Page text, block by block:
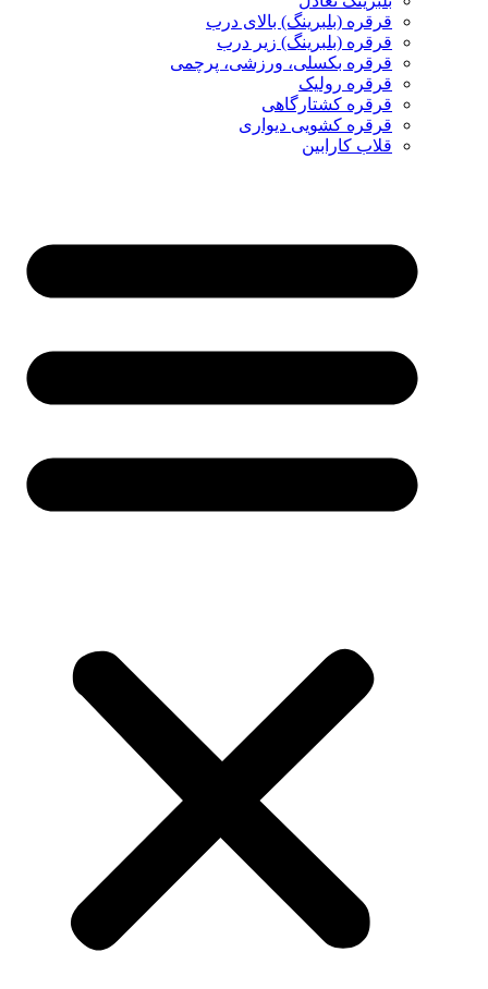
قرقره (بلبرینگ) بالای درب
قرقره (بلبرینگ) زیر درب
قرقره بکسلی، ورزشی، پرچمی
قرقره رولیک
قرقره کشتارگاهی
قرقره کشویی دیواری
قلاب کارابین